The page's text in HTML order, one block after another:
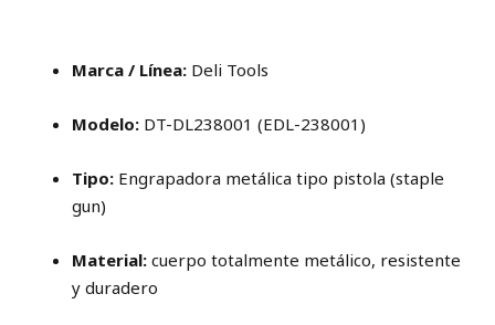
Marca / Línea: Deli Tools
Modelo: DT-DL238001 (EDL-238001)
Tipo: Engrapadora metálica tipo pistola (staple
gun)
Material: cuerpo totalmente metálico, resistente
y duradero